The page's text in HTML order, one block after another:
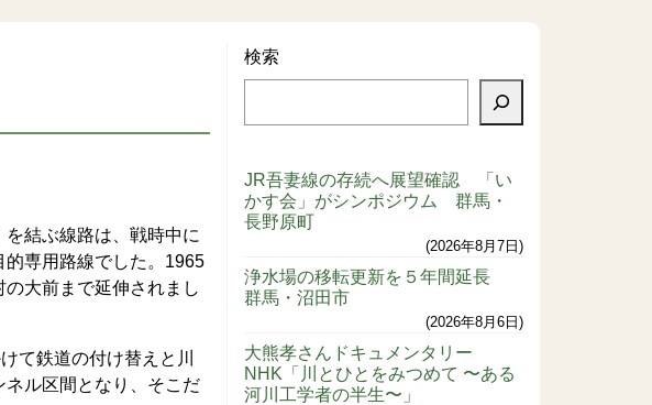
結ぶ線路は、戦時中に
専用路線でした。1965
大前まで延伸されまし
て鉄道の付け替えと川
ル区間となり、そこだ
検索
JR吾妻線の存続へ展望確認 「い
かす会」がシンポジウム 群馬・
長野原町
2026年8月7日
浄水場の移転更新を５年間延長
群馬・沼田市
2026年8月6日
大熊孝さんドキュメンタリー
NHK「川とひとをみつめて 〜ある
河川工学者の半生〜」